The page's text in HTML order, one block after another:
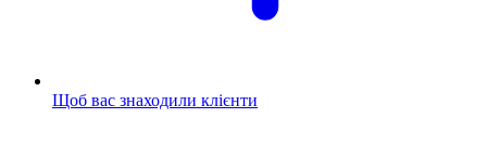
Щоб вас знаходили клієнти